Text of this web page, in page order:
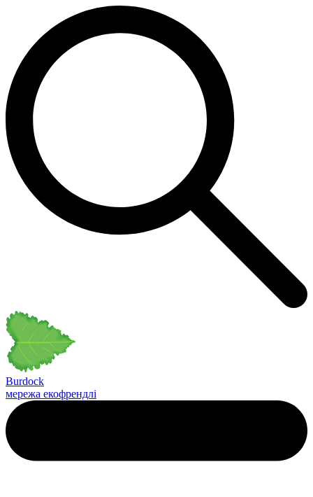
Burdock
мережа екофрендлі